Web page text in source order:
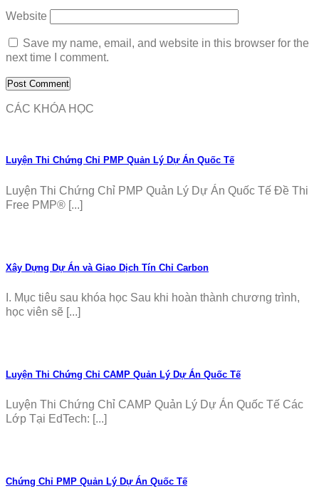
Website
Save my name, email, and website in this browser for the
next time I comment.
CÁC KHÓA HỌC
Luyện Thi Chứng Chỉ PMP Quản Lý Dự Án Quốc Tế
Luyện Thi Chứng Chỉ PMP Quản Lý Dự Án Quốc Tế Đề Thi
Free PMP® [...]
Xây Dựng Dự Án và Giao Dịch Tín Chỉ Carbon
I. Mục tiêu sau khóa học Sau khi hoàn thành chương trình,
học viên sẽ [...]
Luyện Thi Chứng Chỉ CAMP Quản Lý Dự Án Quốc Tế
Luyện Thi Chứng Chỉ CAMP Quản Lý Dự Án Quốc Tế Các
Lớp Tại EdTech: [...]
Chứng Chỉ PMP Quản Lý Dự Án Quốc Tế